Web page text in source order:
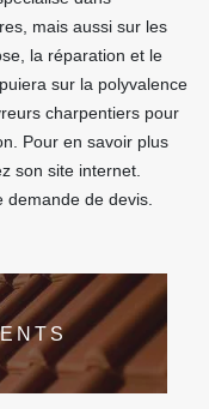
mais aussi sur les
la réparation et le
sur la polyvalence
charpentiers pour
Pour en savoir plus
son site internet.
de devis.